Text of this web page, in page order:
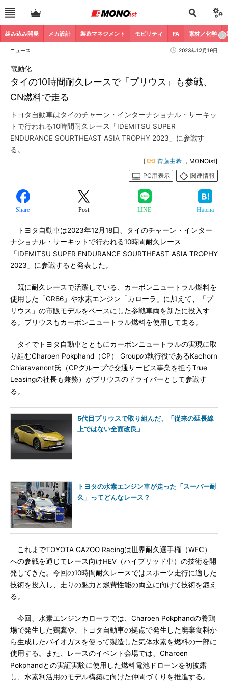
組み込み開発 メカ設計 製造マネジメント モビリティ FA 素材／化学
ニュース 2023年12月19日
タイの10時間耐久レースで「プリウス」も参戦、
CN燃料で走る
電動化
トヨタ自動車はタイのチャーン・インターナショナル・サーキッ
トで行われる10時間耐久レース「IDEMITSU SUPER
ENDURANCE SOURTHEAST ASIA TROPHY 2023」に参戦す
る。
[ 齊藤由希 ，MONOist]
PC用表示
関連情報
Share Post LINE Hatena
トヨタ自動車は2023年12月18日、タイのチャーン・インター
ナショナル・サーキットで行われる10時間耐久レース
「IDEMITSU SUPER ENDURANCE SOURTHEAST ASIA TROPHY
2023」に参戦すると発表した。
既に耐久レースで活躍している、カーボンニュートラル燃料を
使用した「GR86」や水素エンジン「カローラ」に加えて、「プ
リウス」の市販モデルをベースにした参戦車両を新たに投入す
る。プリウスもカーボンニュートラル燃料を使用して走る。
タイでトヨタ自動車とともにカーボンニュートラルの実現に取
り組むCharoen Pokphand（CP） Groupの執行役であるKachorn
Chiaravanont氏（CPグループで交通サービス事業を担うTrue
Leasingの社長も兼務）がプリウスのドライバーとして参戦す
る。
5代目プリウスで取り組んだ、「従来の延長線
上ではない全面改良」
トヨタの水素エンジン車が走った「スーパー耐
久」ってどんなレース？
これまでTOYOTA GAZOO Racingは世界耐久選手権（WEC）
への参戦を通じてレース向けHEV（ハイブリッド車）の技術を開
発してきた。今回の10時間耐久レースではスポーツ走行に適した
技術を投入し、走りの魅力と燃費性能の両立に向けて技術を鍛え
る。
今回、水素エンジンカローラでは、Charoen Pokphandの養鶏
場で発生した鶏糞や、トヨタ自動車の拠点で発生した廃棄食料か
ら生成したバイオガスを使って製造した気体水素を燃料の一部に
使用する。また、レースのイベント会場では、Charoen
Pokphandとの実証実験に使用した燃料電池ドローンを初披露
し、水素利活用のモデル構築に向けた仲間づくりを推進する。